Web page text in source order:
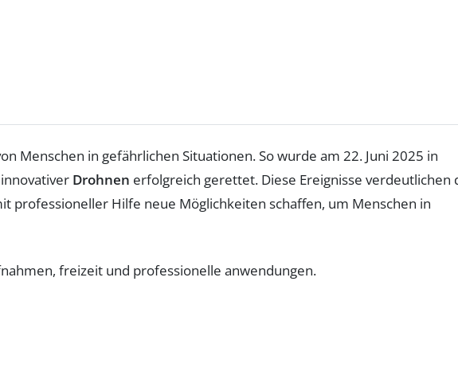
Menschen in gefährlichen Situationen. So wurde am 22. Juni 2025 in
Drohnen erfolgreich gerettet. Diese Ereignisse verdeutlichen
professioneller Hilfe neue Möglichkeiten schaffen, um Menschen in